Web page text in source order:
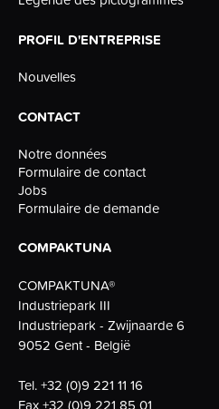
PROFIL D'ENTREPRISE
Nouvelles
CONTACT
Notre données
Formulaire de contact
Jobs
Formulaire de demande
COMPAKTUNA
COMPAKTUNA®
Industriepark III
Industriepark - Zwijnaarde 6
9052 Gent - België
Tel.+32 (0)9 221 11 16